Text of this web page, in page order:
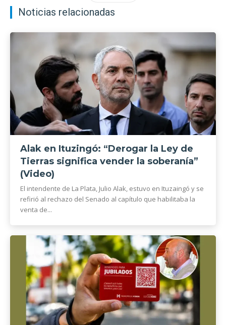
Noticias relacionadas
Alak en Ituzingó: “Derogar la Ley de
Tierras significa vender la soberanía”
(Video)
El intendente de La Plata, Julio Alak, estuvo en Ituzaingó y se
refirió al rechazo del Senado al capítulo que habilitaba la
venta de...